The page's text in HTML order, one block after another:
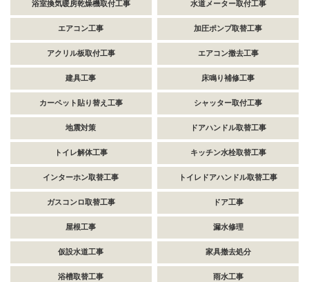
浴室換気暖房乾燥機取付工事 水道メーター取付工事
エアコン工事 加圧ポンプ取替工事
アクリル板取付工事 エアコン撤去工事
建具工事 床鳴り補修工事
カーペット貼り替え工事 シャッター取付工事
地震対策 ドアハンドル取替工事
トイレ解体工事 キッチン水栓取替工事
インターホン取替工事 トイレドアハンドル取替工事
ガスコンロ取替工事 ドア工事
屋根工事 漏水修理
仮設水道工事 家具撤去処分
浴槽取替工事 雨水工事